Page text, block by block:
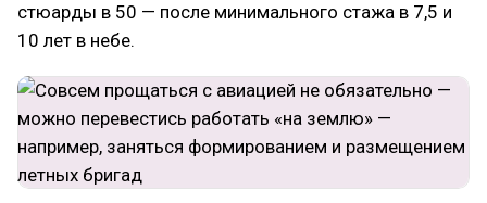
стюарды в 50 — после минимального стажа в 7,5 и
10 лет в небе.